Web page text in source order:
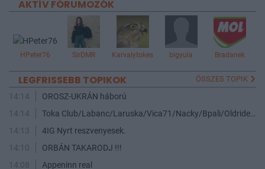
AKTÍV FÓRUMOZÓK
HPeter76 SirDMR Karvalytokes bigyula Bradanek
LEGFRISSEBB TOPIKOK ÖSSZES TOPIK
14:14
OROSZ-UKRÁN háború
14:14
14:13
4IG Nyrt reszvenyesek.
14:10
ORBÁN TAKARODJ !!!
14:08
Appeninn real